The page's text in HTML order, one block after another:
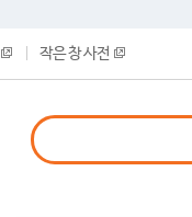
작은 창 사전